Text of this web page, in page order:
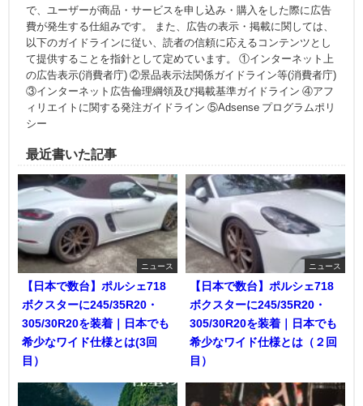
で、ユーザーが商品・サービスを申し込み・購入をした際に広告
費が発生する仕組みです。 また、広告の表示・掲載に関しては、
以下のガイドラインに従い、読者の信頼に応えるコンテンツとし
て提供することを指針として定めています。 ①インターネット上
の広告表示(消費者庁) ②景品表示法関係ガイドライン等(消費者庁)
③インターネット広告倫理綱領及び掲載基準ガイドライン ④アフ
ィリエイトに関する発注ガイドライン ⑤Adsense プログラムポリ
シー
最近書いた記事
ニュース
【日本で数台】ポルシェ718
ボクスターに245/35R20・
305/30R20を装着｜日本でも
希少なワイド仕様とは(3回
目）
ニュース
【日本で数台】ポルシェ718
ボクスターに245/35R20・
305/30R20を装着｜日本でも
希少なワイド仕様とは（２回
目）